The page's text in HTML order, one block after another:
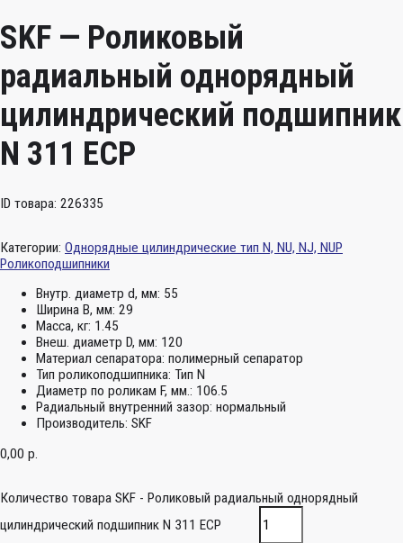
SKF — Роликовый
радиальный однорядный
цилиндрический подшипник
N 311 ECP
ID товара: 226335
Категории: Однорядные цилиндрические тип N, NU, NJ, NUP
Роликоподшипники
Внутр. диаметр d, мм: 55
Ширина B, мм: 29
Масса, кг: 1.45
Внеш. диаметр D, мм: 120
Материал сепаратора: полимерный сепаратор
Тип роликоподшипника: Тип N
Диаметр по роликам F, мм.: 106.5
Радиальный внутренний зазор: нормальный
Производитель: SKF
0,00 р.
Количество товара SKF - Роликовый радиальный однорядный
цилиндрический подшипник N 311 ECP